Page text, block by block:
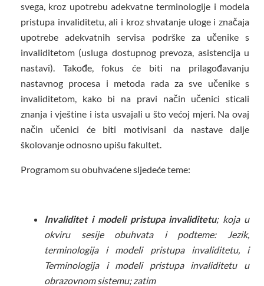
svega, kroz upotrebu adekvatne terminologije i modela
pristupa invaliditetu, ali i kroz shvatanje uloge i značaja
upotrebe adekvatnih servisa podrške za učenike s
invaliditetom (usluga dostupnog prevoza, asistencija u
nastavi). Takođe, fokus će biti na prilagođavanju
nastavnog procesa i metoda rada za sve učenike s
invaliditetom, kako bi na pravi način učenici sticali
znanja i vještine i ista usvajali u što većoj mjeri. Na ovaj
način učenici će biti motivisani da nastave dalje
školovanje odnosno upišu fakultet.
Programom su obuhvaćene sljedeće teme:
Invaliditet i modeli pristupa invaliditetu; koja u
okviru sesije obuhvata i podteme:Jezik,
terminologija i modeli pristupa invaliditetu, i
Terminologija i modeli pristupa invaliditetu u
obrazovnom sistemu;zatim